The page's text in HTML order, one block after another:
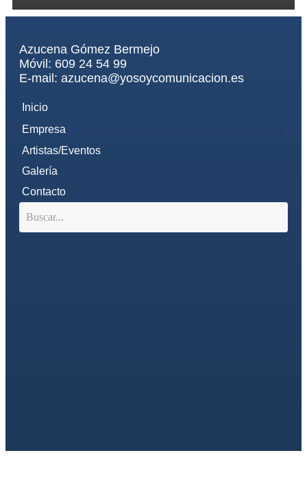
Azucena Gómez Bermejo
Móvil: 609 24 54 99
E-mail: azucena@yosoycomunicacion.es
Inicio
Empresa
Artistas/Eventos
Galería
Contacto